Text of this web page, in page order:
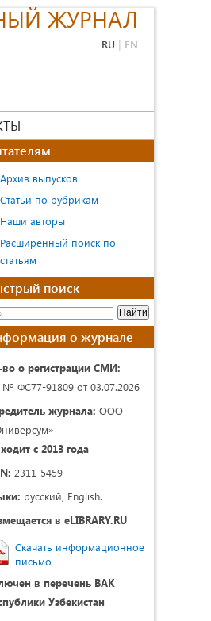
ЖУРНАЛ
RU | EN
Архив выпусков
Статьи по рубрикам
Наши авторы
Расширенный поиск по
статьям
поиск
о журнале
о регистрации СМИ:
ФС77-91809 от 03.07.2026
журнала: ООО
с 2013 года
2311-5459
русский, English.
в eLIBRARY.RU
Скачать информационное
письмо
в перечень ВАК
Узбекистан